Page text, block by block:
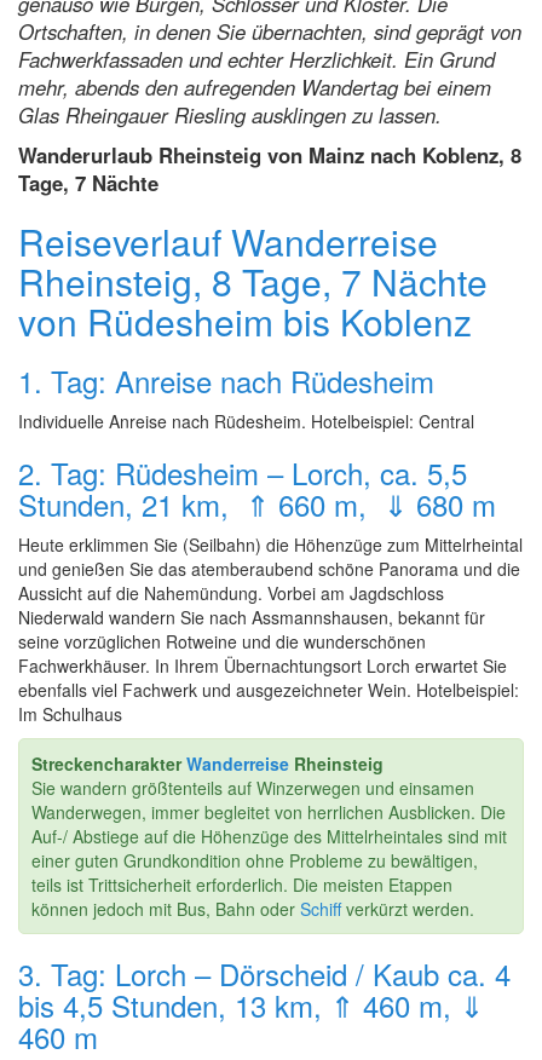
Ortschaften, in denen Sie übernachten, sind geprägt von
Fachwerkfassaden und echter Herzlichkeit. Ein Grund
mehr, abends den aufregenden Wandertag bei einem
Glas Rheingauer Riesling ausklingen zu lassen.
Wanderurlaub Rheinsteig von Mainz nach Koblenz, 8
Tage, 7 Nächte
Reiseverlauf Wanderreise
Rheinsteig, 8 Tage, 7 Nächte
von Rüdesheim bis Koblenz
1. Tag: Anreise nach Rüdesheim
Individuelle Anreise nach Rüdesheim. Hotelbeispiel: Central
2. Tag: Rüdesheim – Lorch, ca. 5,5
Stunden, 21 km, ⇑ 660 m, ⇓ 680 m
Heute erklimmen Sie (Seilbahn) die Höhenzüge zum Mittelrheintal
und genießen Sie das atemberaubend schöne Panorama und die
Aussicht auf die Nahemündung. Vorbei am Jagdschloss
Niederwald wandern Sie nach Assmannshausen, bekannt für
seine vorzüglichen Rotweine und die wunderschönen
Fachwerkhäuser. In Ihrem Übernachtungsort Lorch erwartet Sie
ebenfalls viel Fachwerk und ausgezeichneter Wein. Hotelbeispiel:
Im Schulhaus
StreckencharakterWanderreise Rheinsteig
Sie wandern größtenteils auf Winzerwegen und einsamen
Wanderwegen, immer begleitet von herrlichen Ausblicken. Die
Auf-/ Abstiege auf die Höhenzüge des Mittelrheintales sind mit
einer guten Grundkondition ohne Probleme zu bewältigen,
teils ist Trittsicherheit erforderlich. Die meisten Etappen
können jedoch mit Bus, Bahn oder Schiffverkürzt werden.
3. Tag: Lorch – Dörscheid / Kaub ca. 4
bis 4,5 Stunden, 13 km, ⇑ 460 m, ⇓
460 m